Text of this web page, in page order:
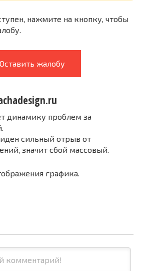
нажмите на кнопку, чтобы
Оставить жалобу
динамику проблем за
сильный отрыв от
значит сбой массовый.
графика.